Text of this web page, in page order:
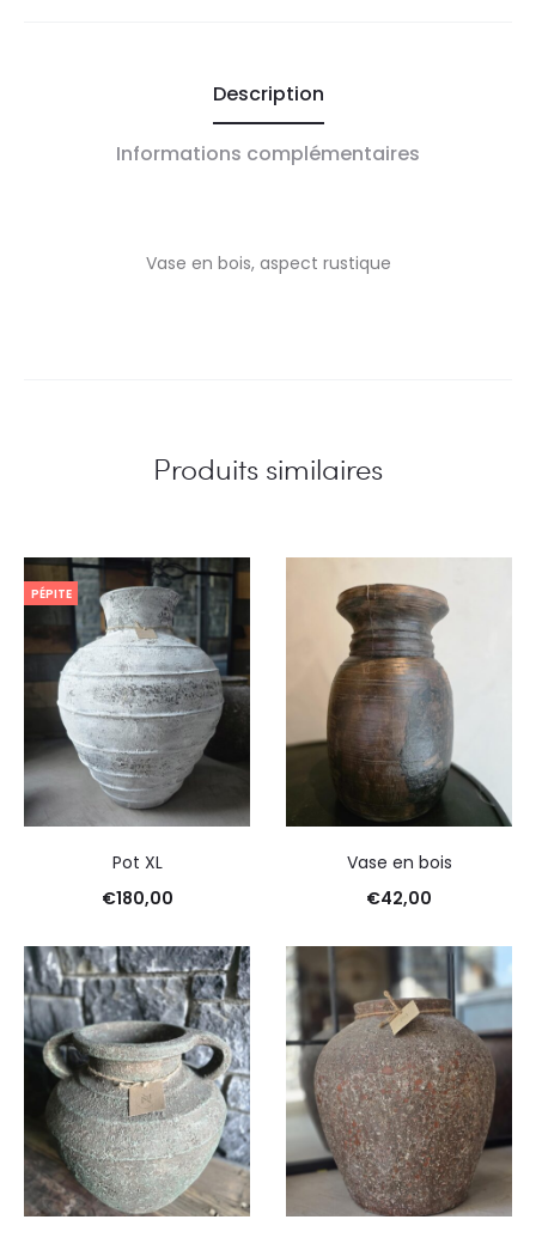
Description
Informations complémentaires
Vase en bois, aspect rustique
Produits similaires
PÉPITE
Pot XL
€180,00
Vase en bois
€42,00